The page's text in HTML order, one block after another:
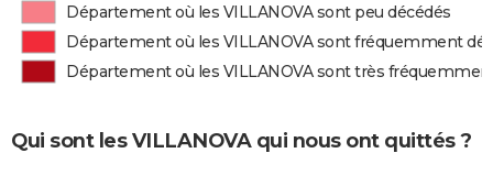
Département où les VILLANOVA sont peu décédés
Département où les VILLANOVA sont fréquemment
Département où les VILLANOVA sont très
Qui sont les VILLANOVA qui nous ont quittés ?